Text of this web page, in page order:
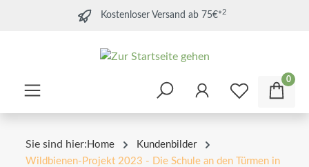
Kostenloser Versand ab 75€*2
0
Sie sind hier: Home
Kundenbilder
Wildbienen-Projekt 2023 - Die Schule an den Türmen in